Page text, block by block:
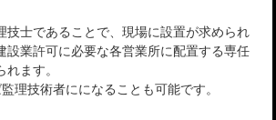
技士であることで、現場に設置が求められ
設業許可に必要な各営業所に配置する専任
ます。
理技術者にになることも可能です。